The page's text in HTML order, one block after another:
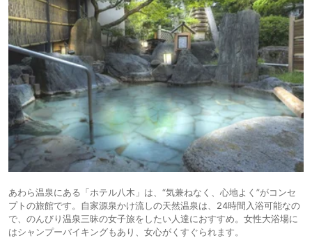
あわら温泉にある「ホテル八木」は、“気兼ねなく、心地よく”がコンセ
プトの旅館です。自家源泉かけ流しの天然温泉は、24時間入浴可能なの
で、のんびり温泉三昧の女子旅をしたい人達におすすめ。女性大浴場に
はシャンプーバイキングもあり、女心がくすぐられます。